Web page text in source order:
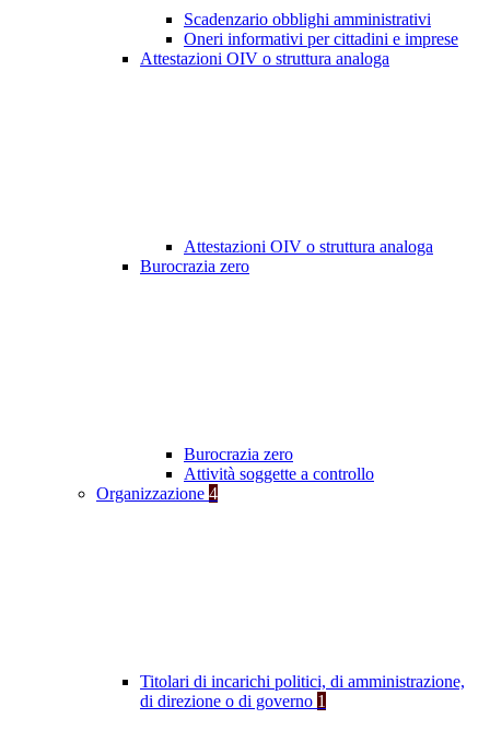
Scadenzario obblighi amministrativi
Oneri informativi per cittadini e imprese
Attestazioni OIV o struttura analoga
Attestazioni OIV o struttura analoga
Burocrazia zero
Burocrazia zero
Attività soggette a controllo
Organizzazione 4
Titolari di incarichi politici, di amministrazione,
di direzione o di governo 1